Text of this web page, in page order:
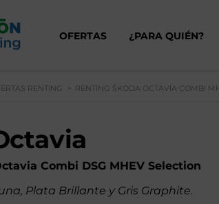
OFERTAS ¿PARA QUIÉN?
RENTING > RENTING ŠKODA OCTAVIA COMBI
Combi DSG MHEV Selection
Plata Brillante y Gris Graphite.